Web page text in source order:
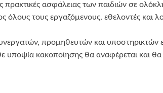
πρακτικές ασφάλειας των παιδιών σε
όλους τους εργαζόμενους, εθελοντές
προμηθευτών και υποστηρικτών
υποψία κακοποίησης θα αναφέρεται και